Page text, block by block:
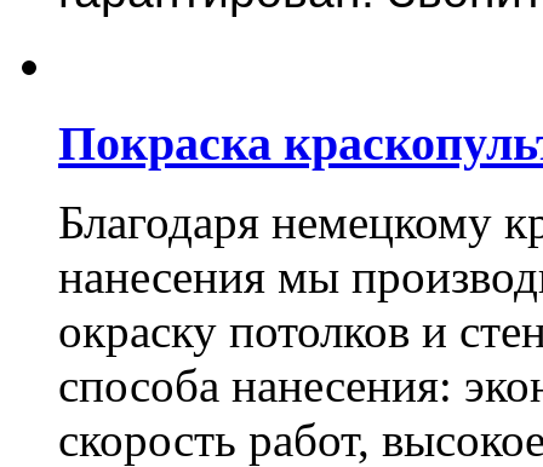
Покраска
Благодаря немецкому
нанесения мы
окраску потолков и
способа нанесения:
скорость работ,